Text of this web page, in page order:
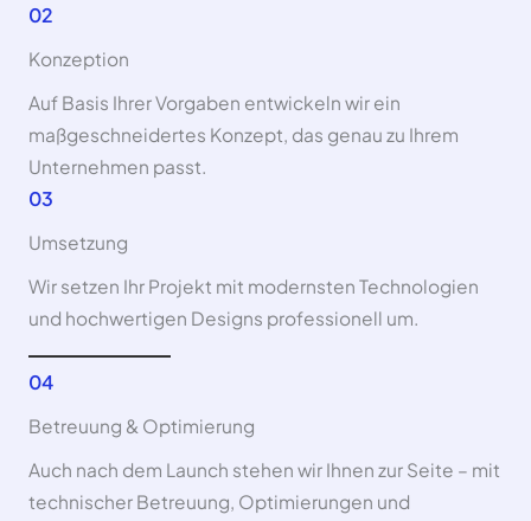
02
Konzeption
Auf Basis Ihrer Vorgaben entwickeln wir ein
maßgeschneidertes Konzept, das genau zu Ihrem
Unternehmen passt.
03
Umsetzung
Wir setzen Ihr Projekt mit modernsten Technologien
und hochwertigen Designs professionell um.
04
Betreuung & Optimierung
Auch nach dem Launch stehen wir Ihnen zur Seite – mit
technischer Betreuung, Optimierungen und